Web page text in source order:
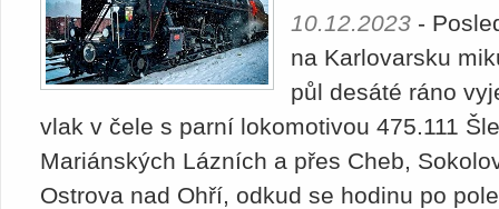
10.12.2023 -
na Karlovarsku
půl desáté ráno
vlak v čele s parní lokomotivou 475.111
Mariánských Lázních a přes Cheb,
Ostrova nad Ohří, odkud se hodinu po